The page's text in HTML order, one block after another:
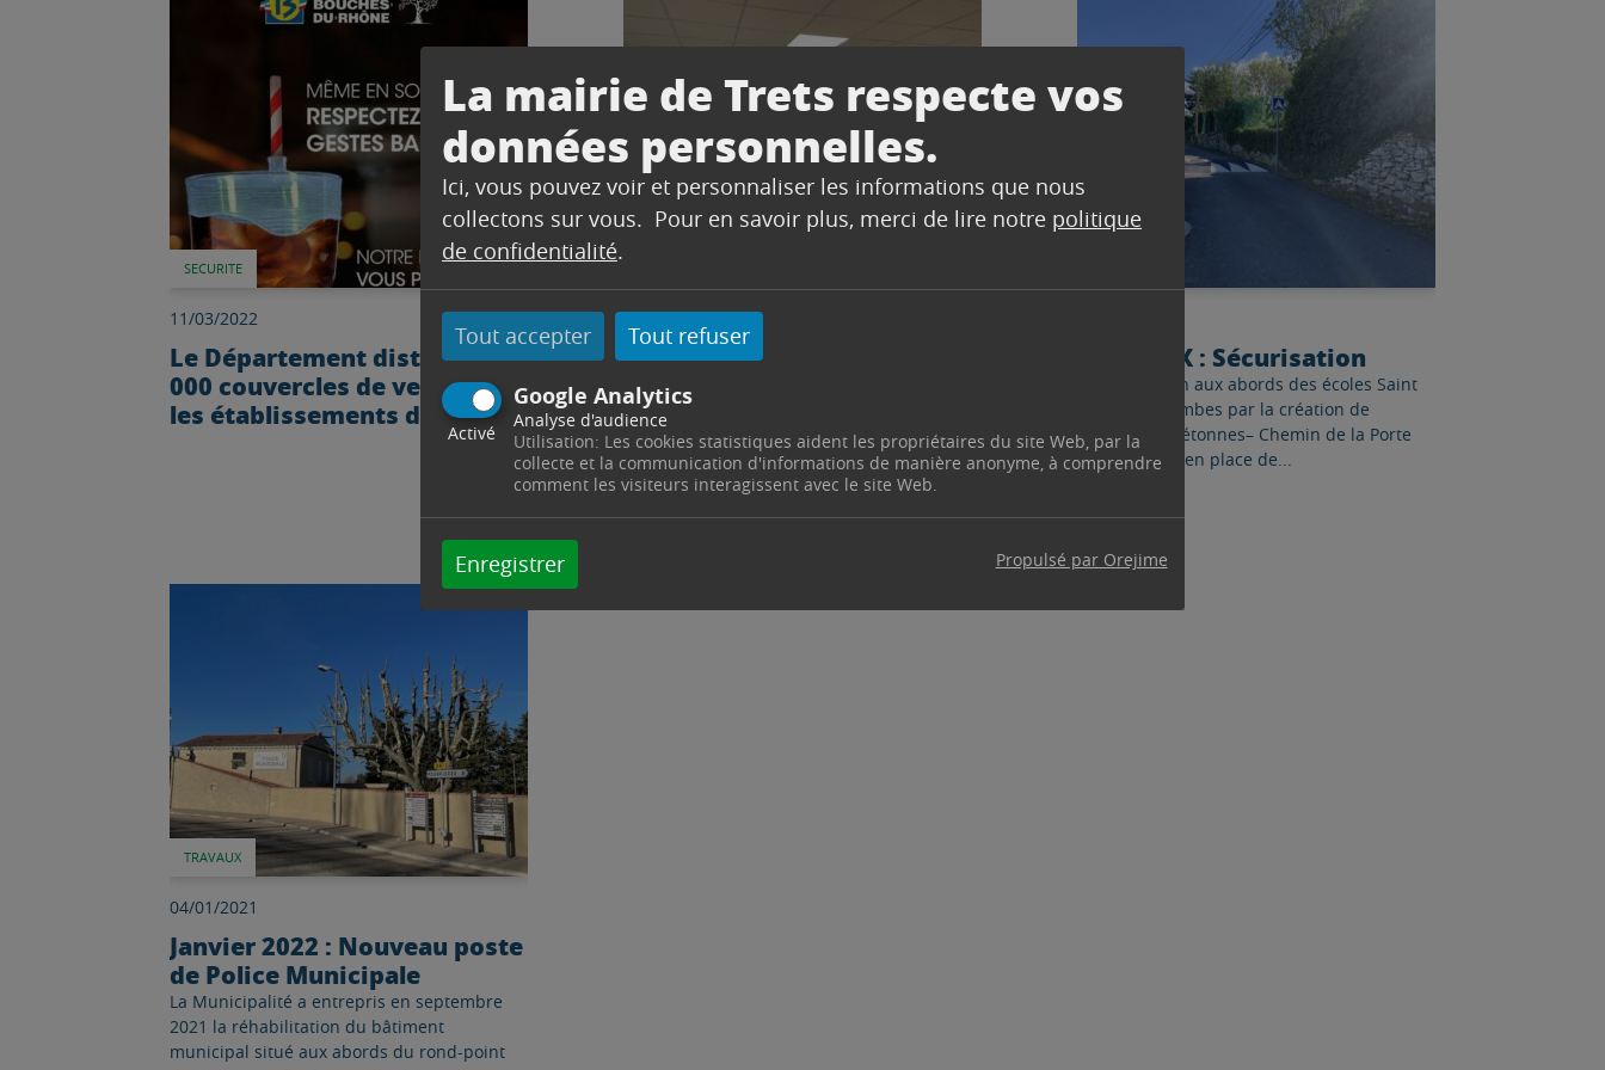
La mairie de Trets respecte vos
données personnelles.
Ici, vous pouvez voir et personnaliser les informations que nous
collectons sur vous. Pour en savoir plus, merci de lire notre politique
de confidentialité.
Tout accepter Tout refuser
Google Analytics
Activé
Analyse d'audience
Utilisation: Les cookies statistiques aident les propriétaires du site Web, par la
collecte et la communication d'informations de manière anonyme, à comprendre
comment les visiteurs interagissent avec le site Web.
Enregistrer Propulsé par Orejime
SECURITE
11/03/2022
Le Département distribue 50
000 couvercles de verre dans
les établissements de nuit
Lire l'article
03/12/2021
2022 – Travaux d’envergure à
la crèche la Coccinelle
La crèche La Coccinelle est une structure
qui accueille une soixantaine d’enfants âgés
de 2 mois à 4 ans. Jusqu’à présent, les
enfants étaient accueillis...
TRAVAUX : Sécurisation
– Sécurisation aux abords des écoles Saint
Anne et Colombes par la création de
traversées piétonnes– Chemin de la Porte
Rouge : Mise en place de...
TRAVAUX
04/01/2021
Janvier 2022 : Nouveau poste
de Police Municipale
La Municipalité a entrepris en septembre
2021 la réhabilitation du bâtiment
municipal situé aux abords du rond-point